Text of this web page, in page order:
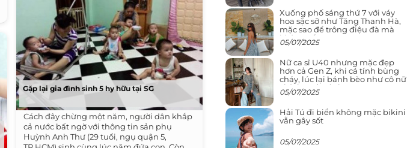
Gặp lại gia đình sinh 5 hy hữu tại SG
Cách đây chừng một năm, người dân khắp
cả nước bất ngờ với thông tin sản phụ
Huỳnh Anh Thư (29 tuổi, ngụ quận 5,
Xuống phố sáng thứ 7 với váy
hoa sặc sỡ như Tăng Thanh Hà,
mặc sao để trông điệu đà mà
không sến
05/07/2025
Nữ ca sĩ U40 nhưng mặc đẹp
hơn cả Gen Z, khi cá tính bùng
cháy, lúc lại bánh bèo như cô nữ
chính ngôn tình
05/07/2025
Hải Tú đi biển không mặc bikini
vẫn gây sốt
05/07/2025